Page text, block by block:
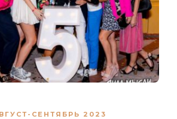
СЕНТЯБРЬ 2023